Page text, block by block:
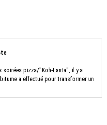
soirées pizza/"Koh-Lanta", il y a
a effectué pour transformer un